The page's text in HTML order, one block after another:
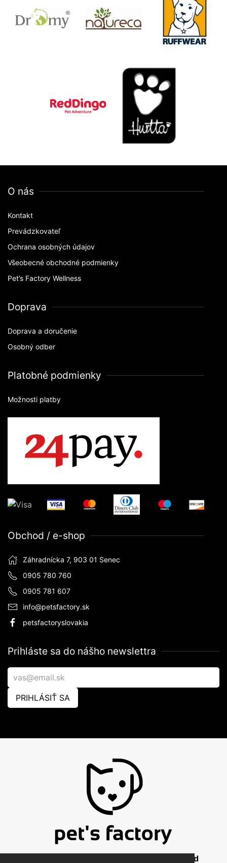
O nás
Kontakt
Prevádzkovateľ
Ochrana osobných údajov
Všeobecné obchodné podmienky
Pet’s Factory Wellness
Doprava
Doprava a doručenie
Osobný odber
Platobné podmienky
Možnosti platby
Obchod / e-shop
Záhradnícka 7, 903 01 Senec
0905 780 760
0905 781 607
info@petsfactory.sk
petsfactoryslovakia
Prihláste sa do nášho newslettra
PRIHLÁSIŤ SA
© 2026 Pet's Factory - All Rights Reserved